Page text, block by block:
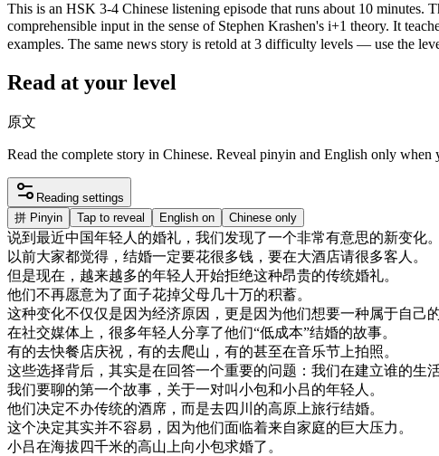
This is an HSK 3-4 Chinese listening episode that runs about 10
comprehensible input in the sense of Stephen Krashen's i+1 theory. It
examples. The same news story is retold at 3 difficulty levels — use the
Read at your level
原文
Read the complete story in Chinese. Reveal pinyin and English only when
Reading settings
拼 Pinyin Tap to reveal English on Chinese only
说到 最近中国年轻 人的婚礼 ， 我们发现了一个非常有意思的新变化。
以前大家都觉得 ， 结婚一定要花很多钱 ， 要在大酒店请很多客人 。
但是现在 ， 越来越多的年轻 人 开始拒绝这种昂贵的传统婚礼。
他们不再愿意为了面子花掉父母几十万的积蓄。
这种变化不仅仅是因为经济原因 ， 更是因为他们想要一种属于自己
在社交媒体 上 ， 很多年轻 人 分享了他们“低成本”结婚的故事。
有的去快餐店庆祝 ， 有的去爬山 ， 有的甚至在音乐节 上拍照。
这些选择背后 ， 其实是在回答一个重要的问题 ： 我们在建立谁的生
我们要聊的第一个故事 ， 关于一对叫小包和小吕的年轻 人 。
他们决定不办传统的酒席 ， 而是去四川 的高原 上旅行结婚。
这个决定其实并不容易 ， 因为他们面临着来自家庭的巨大压力 。
小吕在海拔 四千米的高山 上向小包求婚了 。